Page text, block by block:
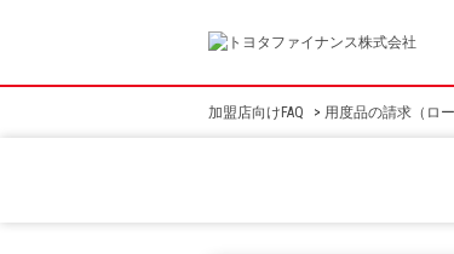
加盟店向けFAQ > 用度品の請求（ロ